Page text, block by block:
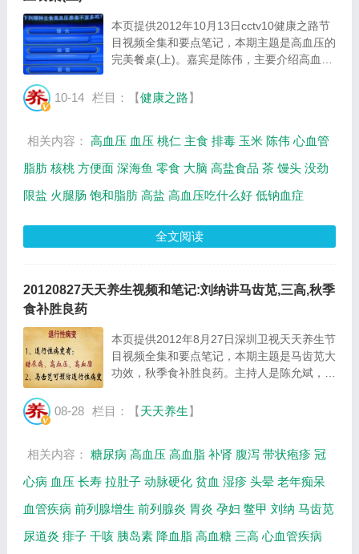
本页提供2012年10月13日cctv10健康之路节
目视频全集和要点笔记，本期主题是高血压的
完美餐桌(上)。嘉宾是陈伟，主要介绍高血压
10-14 栏目：【健康之路】
相关内容： 高血压 血压 桃仁 主食 排毒 玉米 陈伟 心血管
脂肪 核桃 方便面 深海鱼 零食 大脑 高盐食品 茶 馒头 没劲
限盐 火腿肠 饱和脂肪 高盐 高血压吃什么好 低钠血症
全文阅读
20120827天天养生视频和笔记:刘纳讲马齿苋,三高,秋季
食补胜良药
本页提供2012年8月27日深圳卫视天天养生节
目视频全集和要点笔记，本期主题是马齿苋大
功效，秋季食补胜良药。主持人是陈允斌，请
的食补作用。...
08-28 栏目：【天天养生】
相关内容： 糖尿病 高血压 高血脂 补肾 腹泻 带状疱疹 冠
心病 血压 长寿 拉肚子 动脉硬化 贫血 湿疹 头晕 老年痴呆
血管疾病 前列腺增生 前列腺炎 胃炎 孕妇 鳖甲 刘纳 马齿苋
尿道炎 痱子 干咳 胰岛素 降血脂 高血糖 三高 心血管疾病